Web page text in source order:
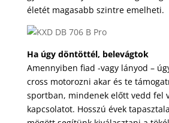
életét magasabb szintre emelheti.
Ha úgy döntöttél, belevágtok
Amennyiben fiad -vagy lányod –
cross motorozni akar és te
sportban, mindenek előtt vedd fel
kapcsolatot. Hosszú évek